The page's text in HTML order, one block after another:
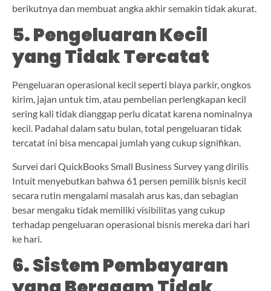
berikutnya dan membuat angka akhir semakin tidak akurat.
5. Pengeluaran Kecil
yang Tidak Tercatat
Pengeluaran operasional kecil seperti biaya parkir, ongkos
kirim, jajan untuk tim, atau pembelian perlengkapan kecil
sering kali tidak dianggap perlu dicatat karena nominalnya
kecil. Padahal dalam satu bulan, total pengeluaran tidak
tercatat ini bisa mencapai jumlah yang cukup signifikan.
Survei dari QuickBooks Small Business Survey yang dirilis
Intuit menyebutkan bahwa 61 persen pemilik bisnis kecil
secara rutin mengalami masalah arus kas, dan sebagian
besar mengaku tidak memiliki visibilitas yang cukup
terhadap pengeluaran operasional bisnis mereka dari hari
ke hari.
6. Sistem Pembayaran